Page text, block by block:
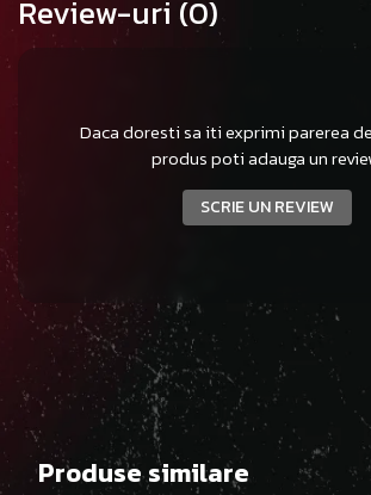
Review-uri (0)
Daca doresti sa iti exprimi parerea
produs poti adauga un
SCRIE UN REVIEW
Produse similare